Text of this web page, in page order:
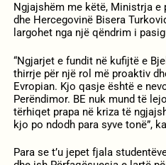
Ngjajshëm me këtë, Ministrja e
dhe Hercegovinë Bisera
largohet nga një qëndrim i
“Ngjarjet e fundit në kufijtë e
thirrje për një rol më proaktiv
Evropian. Kjo qasje është e
Perëndimor. BE nuk mund të
tërhiqet prapa në kriza të
kjo po ndodh para syve tonë”,
Para se t’u jepet fjala